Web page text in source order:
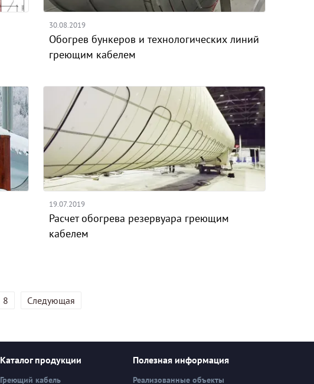
30.08.2019
Обогрев бункеров и технологических линий
греющим кабелем
19.07.2019
Расчет обогрева резервуара греющим
кабелем
8 Следующая
Каталог продукции
Греющий кабель
Полезная информация
Реализованные объекты